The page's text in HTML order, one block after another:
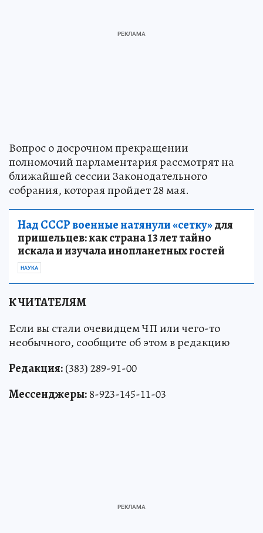
Вопрос о досрочном прекращении
полномочий парламентария рассмотрят на
ближайшей сессии Законодательного
собрания, которая пройдет 28 мая.
Над СССР военные натянули «сетку»для
пришельцев: как страна 13 лет тайно
искала и изучала инопланетных гостей
НАУКА
К ЧИТАТЕЛЯМ
Если вы стали очевидцем ЧП или чего-то
необычного, сообщите об этом в редакцию
Редакция:(383) 289-91-00
Мессенджеры:8-923-145-11-03